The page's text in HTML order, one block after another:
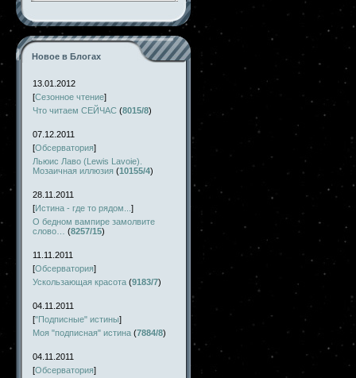
Новое в Блогах
13.01.2012
[Сезонное чтение]
Что читаем СЕЙЧАС (8015/8)
07.12.2011
[Обсерватория]
Льюис Лаво (Lewis Lavoie).
Мозаичная иллюзия (10155/4)
28.11.2011
[Истина - где то рядом... ]
О бедном вампире замолвите
слово…
(8257/15)
11.11.2011
[Обсерватория]
Ускользающая красота (9183/7)
04.11.2011
["Подписные" истины]
Моя "подписная" истина (7884/8)
04.11.2011
[Обсерватория]